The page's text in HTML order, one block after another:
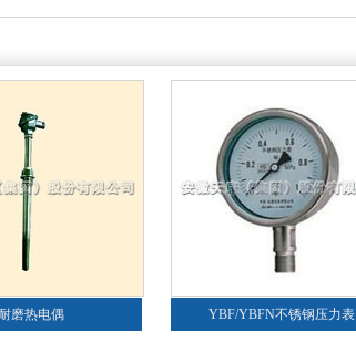
磨热电偶 YBF/YBFN不锈钢压力表